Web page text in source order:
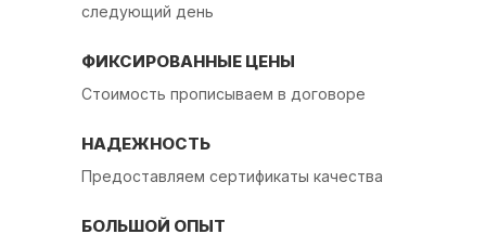
следующий день
ФИКСИРОВАННЫЕ ЦЕНЫ
Стоимость прописываем в договоре
НАДЕЖНОСТЬ
Предоставляем сертификаты качества
БОЛЬШОЙ ОПЫТ